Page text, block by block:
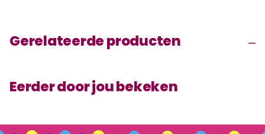
Gerelateerde producten
Eerder door jou bekeken